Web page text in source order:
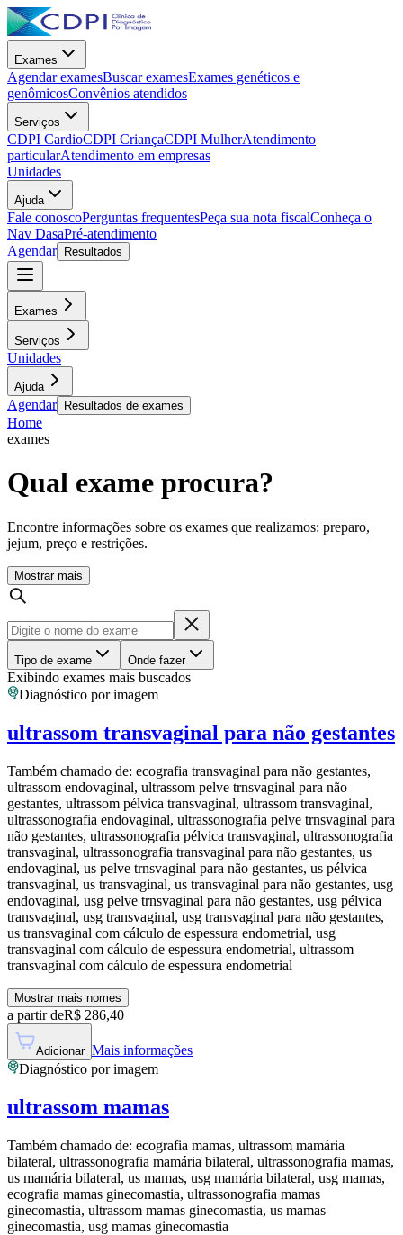
Exames
Agendar examesBuscar examesExames genéticos e
genômicosConvênios atendidos
Serviços
CDPI CardioCDPI CriançaCDPI MulherAtendimento
particularAtendimento em empresas
Unidades
Ajuda
Fale conoscoPerguntas frequentesPeça sua nota fiscalConheça o
Nav DasaPré-atendimento
Agendar
Resultados
Exames
Serviços
Unidades
Ajuda
Agendar Resultados de exames
Home
exames
Qual exame procura?
Encontre informações sobre os exames que realizamos: preparo,
jejum, preço e restrições.
Mostrar mais
Tipo de exame Onde fazer
Exibindo exames mais buscados
Diagnóstico por imagem
ultrassom transvaginal para não gestantes
Também chamado de: ecografia transvaginal para não gestantes,
ultrassom endovaginal, ultrassom pelve trnsvaginal para não
gestantes, ultrassom pélvica transvaginal, ultrassom transvaginal,
ultrassonografia endovaginal, ultrassonografia pelve trnsvaginal para
não gestantes, ultrassonografia pélvica transvaginal, ultrassonografia
transvaginal, ultrassonografia transvaginal para não gestantes, us
endovaginal, us pelve trnsvaginal para não gestantes, us pélvica
transvaginal, us transvaginal, us transvaginal para não gestantes, usg
endovaginal, usg pelve trnsvaginal para não gestantes, usg pélvica
transvaginal, usg transvaginal, usg transvaginal para não gestantes,
us transvaginal com cálculo de espessura endometrial, usg
transvaginal com cálculo de espessura endometrial, ultrassom
transvaginal com cálculo de espessura endometrial
Mostrar mais nomes
a partir deR$ 286,40
Adicionar Mais informações
Diagnóstico por imagem
ultrassom mamas
Também chamado de: ecografia mamas, ultrassom mamária
bilateral, ultrassonografia mamária bilateral, ultrassonografia mamas,
us mamária bilateral, us mamas, usg mamária bilateral, usg mamas,
ecografia mamas ginecomastia, ultrassonografia mamas
ginecomastia, ultrassom mamas ginecomastia, us mamas
ginecomastia, usg mamas ginecomastia